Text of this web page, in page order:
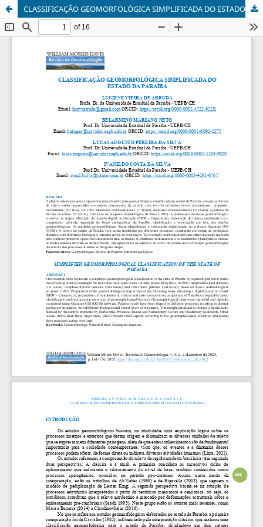
CLASSIFICAÇÃO GEOMORFOLÓGICA SIMPLIFICADA DO ESTADO DA PARAÍBA